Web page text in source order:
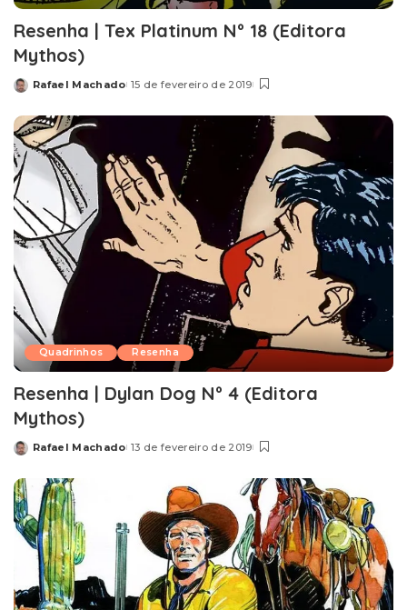
Resenha | Tex Platinum Nº 18 (Editora
Mythos)
Posted
Rafael Machado 15 de fevereiro de 2019
Quadrinhos Resenha
Resenha | Dylan Dog Nº 4 (Editora
Mythos)
Posted
Rafael Machado 13 de fevereiro de 2019